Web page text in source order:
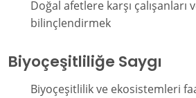
Doğal afetlere karşı çalışanları
bilinçlendirmek
Biyoçeşitliliğe Saygı
Biyoçeşitlilik ve ekosistemleri